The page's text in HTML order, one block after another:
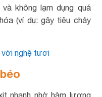
không lạm dụng quá
(ví dụ: gây tiêu chảy
nghệ tươi
nhanh nhờ hàm lượng